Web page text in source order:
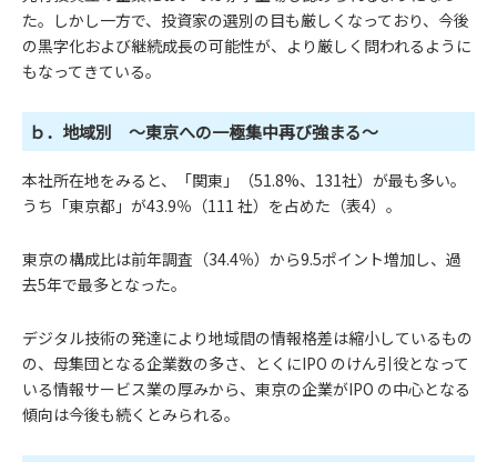
た。しかし一方で、投資家の選別の目も厳しくなっており、今後
の黒字化および継続成長の可能性が、より厳しく問われるように
もなってきている。
ｂ．地域別 ～東京への一極集中再び強まる～
本社所在地をみると、「関東」（51.8%、131社）が最も多い。
うち「東京都」が43.9％（111 社）を占めた（表4）。
東京の構成比は前年調査（34.4％）から9.5ポイント増加し、過
去5年で最多となった。
デジタル技術の発達により地域間の情報格差は縮小しているもの
の、母集団となる企業数の多さ、とくにIPO のけん引役となって
いる情報サービス業の厚みから、東京の企業がIPO の中心となる
傾向は今後も続くとみられる。